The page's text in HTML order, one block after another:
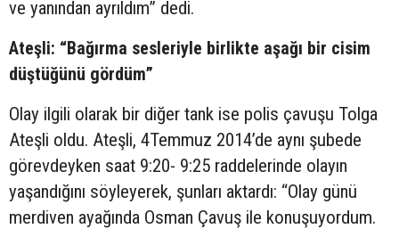
ve yanından ayrıldım” dedi.
Ateşli: “Bağırma sesleriyle birlikte aşağı bir cisim
düştüğünü gördüm”
Olay ilgili olarak bir diğer tank ise polis çavuşu Tolga
Ateşli oldu. Ateşli, 4Temmuz 2014’de aynı şubede
görevdeyken saat 9:20- 9:25 raddelerinde olayın
yaşandığını söyleyerek, şunları aktardı: “Olay günü
merdiven ayağında Osman Çavuş ile konuşuyordum.